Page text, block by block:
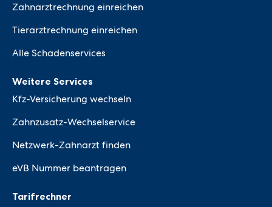
Zahnarztrechnung einreichen
Tierarztrechnung einreichen
Alle Schadenservices
Weitere Services
Kfz-Versicherung wechseln
Zahnzusatz-Wechselservice
Netzwerk-Zahnarzt finden
eVB Nummer beantragen
Tarifrechner